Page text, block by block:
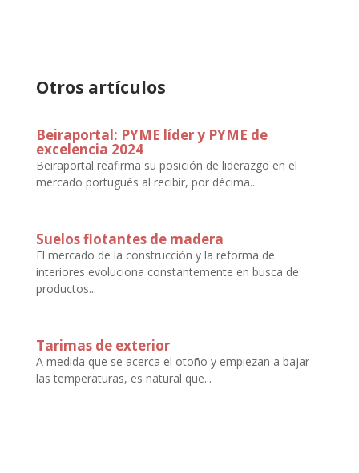
Otros artículos
Beiraportal: PYME líder y PYME de
excelencia 2024
Beiraportal reafirma su posición de liderazgo en el
mercado portugués al recibir, por décima...
Suelos flotantes de madera
El mercado de la construcción y la reforma de
interiores evoluciona constantemente en busca de
productos...
Tarimas de exterior
A medida que se acerca el otoño y empiezan a bajar
las temperaturas, es natural que...